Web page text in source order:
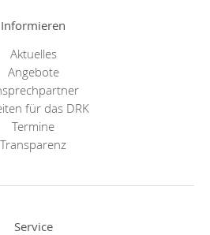
Informieren
Aktuelles
Angebote
für das DRK
Termine
Transparenz
Service